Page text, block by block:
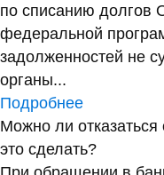
по списанию долгов
федеральной
задолженностей не
органы...
Подробнее
Можно ли отказаться
это сделать?